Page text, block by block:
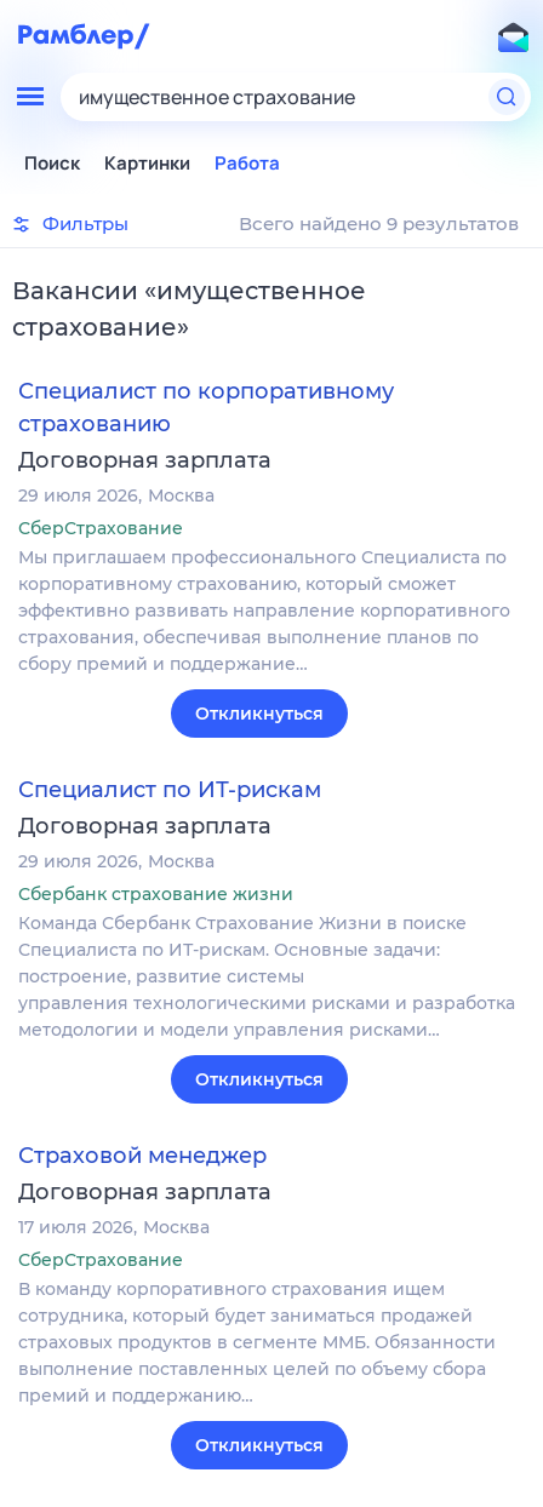
имущественное страхование
Поиск Картинки Работа
Фильтры Всего найдено 9 результатов
Вакансии «имущественное
страхование»
Специалист по корпоративному
страхованию
Договорная зарплата
29 июля 2026 Москва
СберСтрахование
Мы приглашаем профессионального Специалиста по
корпоративному страхованию, который сможет
эффективно развивать направление корпоративного
страхования, обеспечивая выполнение планов по
сбору премий и поддержание…
Откликнуться
Специалист по ИТ-рискам
Договорная зарплата
29 июля 2026 Москва
Сбербанк страхование жизни
Команда Сбербанк Страхование Жизни в поиске
Специалиста по ИТ-рискам. Основные задачи:
построение, развитие системы
управления технологическими рисками и разработка
методологии и модели управления рисками…
Откликнуться
Страховой менеджер
Договорная зарплата
17 июля 2026 Москва
СберСтрахование
В команду корпоративного страхования ищем
сотрудника, который будет заниматься продажей
страховых продуктов в сегменте ММБ. Обязанности
выполнение поставленных целей по объему сбора
премий и поддержанию…
Откликнуться